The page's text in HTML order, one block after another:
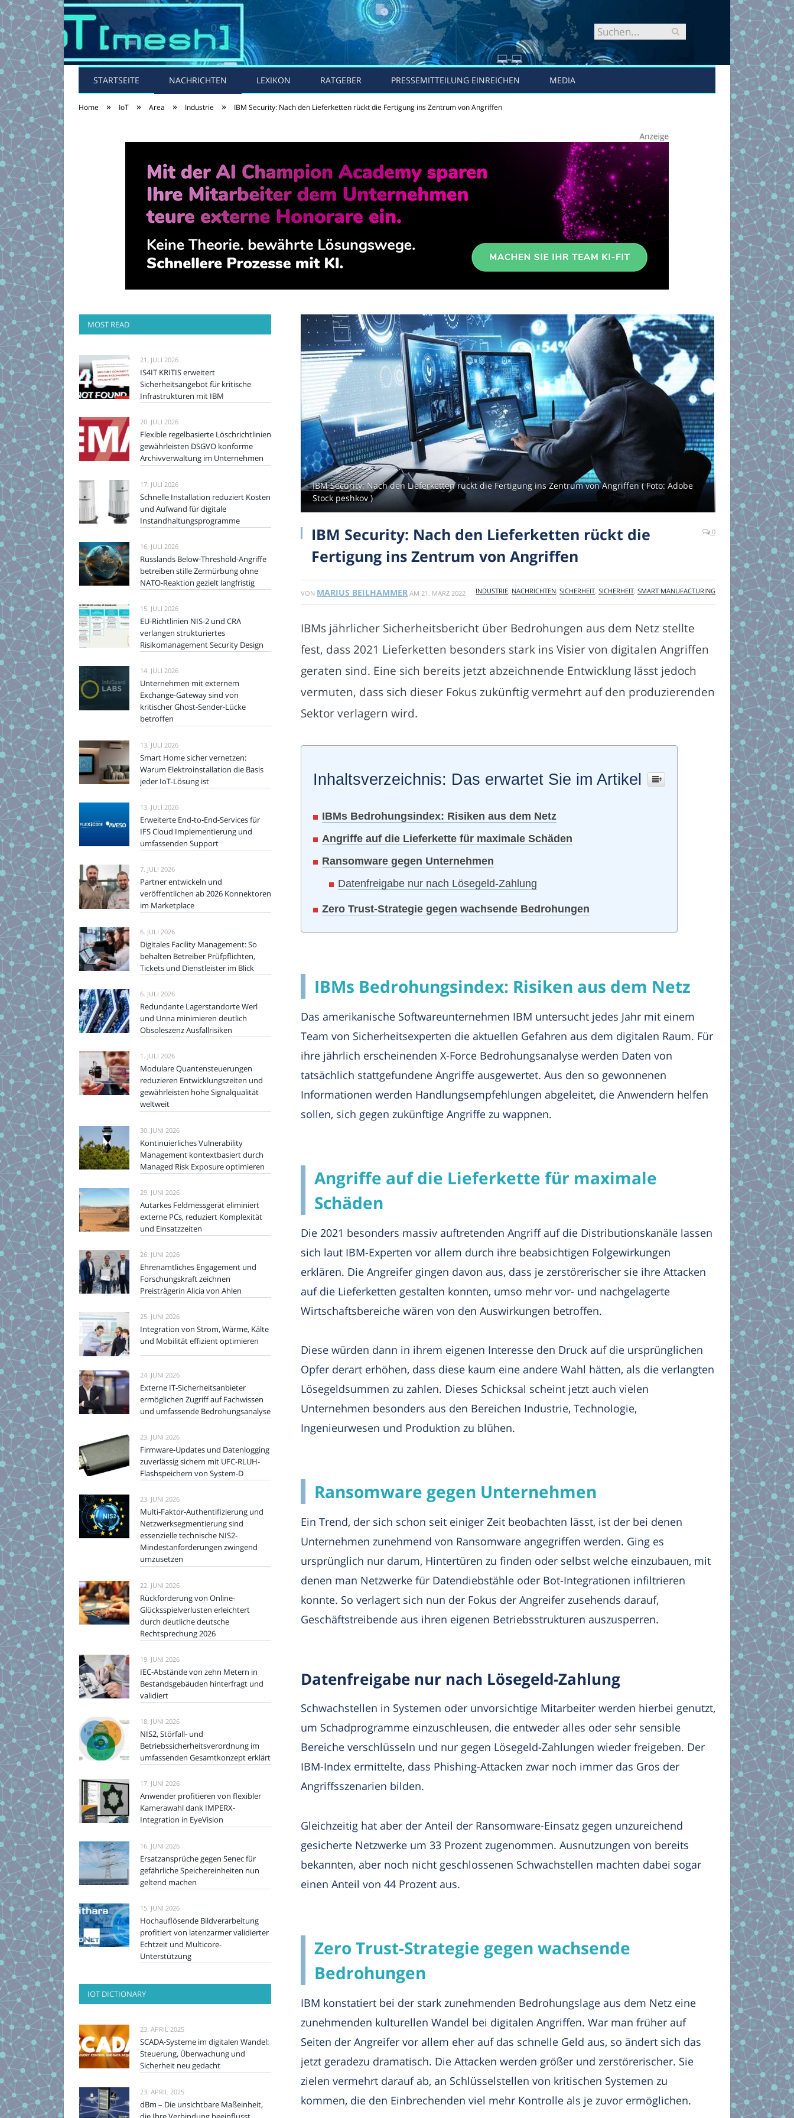
STARTSEITE NACHRICHTEN LEXIKON RATGEBER PRESSEMITTEILUNG EINREICHEN MEDIA
Home » IoT » Area » Industrie » IBM Security: Nach den Lieferketten rückt die Fertigung ins Zentrum von Angriffen
IBM Security: Nach den Lieferketten rückt die Fertigung ins Zentrum von Angriffen ( Foto: Adobe
Stock peshkov )
IBM Security: Nach den Lieferketten rückt die
Fertigung ins Zentrum von Angriffen
0
VON MARIUS BEILHAMMER AM 21. MÄRZ 2022 INDUSTRIE, NACHRICHTEN, SICHERHEIT, SICHERHEIT, SMART MANUFACTURING
IBMs jährlicher Sicherheitsbericht über Bedrohungen aus dem Netz stellte
fest, dass 2021 Lieferketten besonders stark ins Visier von digitalen Angriffen
geraten sind. Eine sich bereits jetzt abzeichnende Entwicklung lässt jedoch
vermuten, dass sich dieser Fokus zukünftig vermehrt auf den produzierenden
Sektor verlagern wird.
Inhaltsverzeichnis: Das erwartet Sie im Artikel
IBMs Bedrohungsindex: Risiken aus dem Netz
Angriffe auf die Lieferkette für maximale Schäden
Ransomware gegen Unternehmen
Datenfreigabe nur nach Lösegeld-Zahlung
Zero Trust-Strategie gegen wachsende Bedrohungen
IBMs Bedrohungsindex: Risiken aus dem Netz
Das amerikanische Softwareunternehmen IBM untersucht jedes Jahr mit einem
Team von Sicherheitsexperten die aktuellen Gefahren aus dem digitalen Raum. Für
ihre jährlich erscheinenden X-Force Bedrohungsanalyse werden Daten von
tatsächlich stattgefundene Angriffe ausgewertet. Aus den so gewonnenen
Informationen werden Handlungsempfehlungen abgeleitet, die Anwendern helfen
sollen, sich gegen zukünftige Angriffe zu wappnen.
Angriffe auf die Lieferkette für maximale
Schäden
Die 2021 besonders massiv auftretenden Angriff auf die Distributionskanäle lassen
sich laut IBM-Experten vor allem durch ihre beabsichtigen Folgewirkungen
erklären. Die Angreifer gingen davon aus, dass je zerstörerischer sie ihre Attacken
auf die Lieferketten gestalten konnten, umso mehr vor- und nachgelagerte
Wirtschaftsbereiche wären von den Auswirkungen betroffen.
Diese würden dann in ihrem eigenen Interesse den Druck auf die ursprünglichen
Opfer derart erhöhen, dass diese kaum eine andere Wahl hätten, als die verlangten
Lösegeldsummen zu zahlen. Dieses Schicksal scheint jetzt auch vielen
Unternehmen besonders aus den Bereichen Industrie, Technologie,
Ingenieurwesen und Produktion zu blühen.
Ransomware gegen Unternehmen
Ein Trend, der sich schon seit einiger Zeit beobachten lässt, ist der bei denen
Unternehmen zunehmend von Ransomware angegriffen werden. Ging es
ursprünglich nur darum, Hintertüren zu finden oder selbst welche einzubauen, mit
denen man Netzwerke für Datendiebstähle oder Bot-Integrationen infiltrieren
konnte. So verlagert sich nun der Fokus der Angreifer zusehends darauf,
Geschäftstreibende aus ihren eigenen Betriebsstrukturen auszusperren.
Datenfreigabe nur nach Lösegeld-Zahlung
Schwachstellen in Systemen oder unvorsichtige Mitarbeiter werden hierbei genutzt,
um Schadprogramme einzuschleusen, die entweder alles oder sehr sensible
Bereiche verschlüsseln und nur gegen Lösegeld-Zahlungen wieder freigeben. Der
IBM-Index ermittelte, dass Phishing-Attacken zwar noch immer das Gros der
Angriffsszenarien bilden.
Gleichzeitig hat aber der Anteil der Ransomware-Einsatz gegen unzureichend
gesicherte Netzwerke um 33 Prozent zugenommen. Ausnutzungen von bereits
bekannten, aber noch nicht geschlossenen Schwachstellen machten dabei sogar
einen Anteil von 44 Prozent aus.
Zero Trust-Strategie gegen wachsende
Bedrohungen
IBM konstatiert bei der stark zunehmenden Bedrohungslage aus dem Netz eine
zunehmenden kulturellen Wandel bei digitalen Angriffen. War man früher auf
Seiten der Angreifer vor allem eher auf das schnelle Geld aus, so ändert sich das
jetzt geradezu dramatisch. Die Attacken werden größer und zerstörerischer. Sie
zielen vermehrt darauf ab, an Schlüsselstellen von kritischen Systemen zu
kommen, die den Einbrechenden viel mehr Kontrolle als je zuvor ermöglichen.
MOST READ
21. JULI 2026
IS4IT KRITIS erweitert
Sicherheitsangebot für kritische
Infrastrukturen mit IBM
20. JULI 2026
Flexible regelbasierte Löschrichtlinien
gewährleisten DSGVO konforme
Archivverwaltung im Unternehmen
17. JULI 2026
Schnelle Installation reduziert Kosten
und Aufwand für digitale
Instandhaltungsprogramme
16. JULI 2026
Russlands Below-Threshold-Angriffe
betreiben stille Zermürbung ohne
NATO-Reaktion gezielt langfristig
15. JULI 2026
EU-Richtlinien NIS-2 und CRA
verlangen strukturiertes
Risikomanagement Security Design
14. JULI 2026
Unternehmen mit externem
Exchange-Gateway sind von
kritischer Ghost-Sender-Lücke
betroffen
13. JULI 2026
Smart Home sicher vernetzen:
Warum Elektroinstallation die Basis
jeder IoT-Lösung ist
13. JULI 2026
Erweiterte End-to-End-Services für
IFS Cloud Implementierung und
umfassenden Support
7. JULI 2026
Partner entwickeln und
veröffentlichen ab 2026 Konnektoren
im Marketplace
6. JULI 2026
Digitales Facility Management: So
behalten Betreiber Prüfpflichten,
Tickets und Dienstleister im Blick
6. JULI 2026
Redundante Lagerstandorte Werl
und Unna minimieren deutlich
Obsoleszenz Ausfallrisiken
1. JULI 2026
Modulare Quantensteuerungen
reduzieren Entwicklungszeiten und
gewährleisten hohe Signalqualität
weltweit
30. JUNI 2026
Kontinuierliches Vulnerability
Management kontextbasiert durch
Managed Risk Exposure optimieren
29. JUNI 2026
Autarkes Feldmessgerät eliminiert
externe PCs, reduziert Komplexität
und Einsatzzeiten
26. JUNI 2026
Ehrenamtliches Engagement und
Forschungskraft zeichnen
Preisträgerin Alicia von Ahlen
25. JUNI 2026
Integration von Strom, Wärme, Kälte
und Mobilität effizient optimieren
24. JUNI 2026
Externe IT-Sicherheitsanbieter
ermöglichen Zugriff auf Fachwissen
und umfassende Bedrohungsanalyse
23. JUNI 2026
Firmware-Updates und Datenlogging
zuverlässig sichern mit UFC-RLUH-
Flashspeichern von System-D
23. JUNI 2026
Multi-Faktor-Authentifizierung und
Netzwerksegmentierung sind
essenzielle technische NIS2-
Mindestanforderungen zwingend
umzusetzen
22. JUNI 2026
Rückforderung von Online-
Glücksspielverlusten erleichtert
durch deutliche deutsche
Rechtsprechung 2026
19. JUNI 2026
IEC-Abstände von zehn Metern in
Bestandsgebäuden hinterfragt und
validiert
18. JUNI 2026
NIS2, Störfall- und
Betriebssicherheitsverordnung im
umfassenden Gesamtkonzept erklärt
17. JUNI 2026
Anwender profitieren von flexibler
Kamerawahl dank IMPERX-
Integration in EyeVision
16. JUNI 2026
Ersatzansprüche gegen Senec für
gefährliche Speichereinheiten nun
geltend machen
15. JUNI 2026
Hochauflösende Bildverarbeitung
profitiert von latenzarmer validierter
Echtzeit und Multicore-
Unterstützung
IOT DICTIONARY
23. APRIL 2025
SCADA-Systeme im digitalen Wandel:
Steuerung, Überwachung und
Sicherheit neu gedacht
23. APRIL 2025
dBm – Die unsichtbare Maßeinheit,